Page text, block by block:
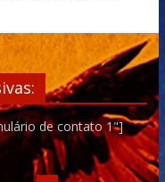
de contato 1"]